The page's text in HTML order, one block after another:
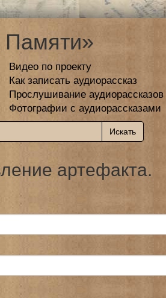
Памяти»
Видео по проекту
Как записать аудиорассказ
Прослушивание аудиорассказов
Фотографии с аудиорассказами
артефакта.